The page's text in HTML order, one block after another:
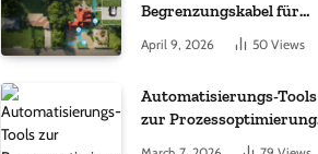
Begrenzungskabel für
kleine Gärten: Worauf es
bei 200 bis 500 m²
April 9, 2026 50 Views
Automatisierungs-Tools
zur Prozessoptimierung
im Einkauf: Wichtige